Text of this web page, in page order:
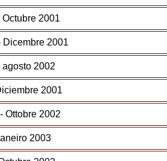
2001
Dicembre 2001
agosto 2002
2001
Ottobre 2002
2003